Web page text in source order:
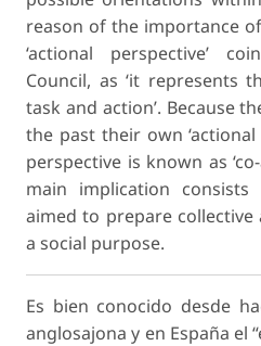
reason of the importance
‘actional perspective’
Council, as ‘it represents
task and action’. Because
the past their own ‘actional
perspective is known as
main implication
aimed to prepare
a social purpose.
Es bien conocido desde
anglosajona y en España el